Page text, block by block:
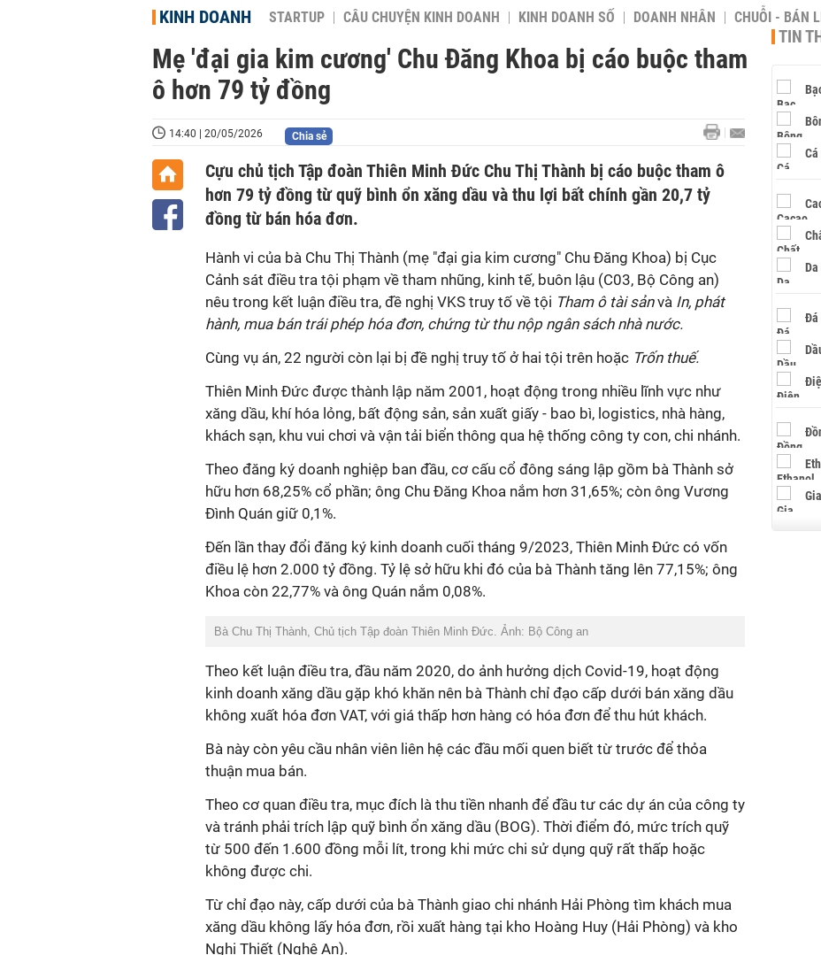
KINH DOANH STARTUP CÂU CHUYỆN KINH DOANH KINH DOANH SỐ DOANH NHÂN CHUỖI - BÁN
Mẹ 'đại gia kim cương' Chu Đăng Khoa bị cáo buộc tham
ô hơn 79 tỷ đồng
14:40 | 20/05/2026 Chia sẻ
Cựu chủ tịch Tập đoàn Thiên Minh Đức Chu Thị Thành bị cáo buộc tham ô
hơn 79 tỷ đồng từ quỹ bình ổn xăng dầu và thu lợi bất chính gần 20,7 tỷ
đồng từ bán hóa đơn.
Hành vi của bà Chu Thị Thành (mẹ "đại gia kim cương" Chu Đăng Khoa) bị Cục
Cảnh sát điều tra tội phạm về tham nhũng, kinh tế, buôn lậu (C03, Bộ Công an)
nêu trong kết luận điều tra, đề nghị VKS truy tố về tội Tham ô tài sảnvà In, phát
hành, mua bán trái phép hóa đơn, chứng từ thu nộp ngân sách nhà nước.
Cùng vụ án, 22 người còn lại bị đề nghị truy tố ở hai tội trên hoặc Trốn thuế.
Thiên Minh Đức được thành lập năm 2001, hoạt động trong nhiều lĩnh vực như
xăng dầu, khí hóa lỏng, bất động sản, sản xuất giấy - bao bì, logistics, nhà hàng,
khách sạn, khu vui chơi và vận tải biển thông qua hệ thống công ty con, chi nhánh.
Theo đăng ký doanh nghiệp ban đầu, cơ cấu cổ đông sáng lập gồm bà Thành sở
hữu hơn 68,25% cổ phần; ông Chu Đăng Khoa nắm hơn 31,65%; còn ông Vương
Đình Quán giữ 0,1%.
Đến lần thay đổi đăng ký kinh doanh cuối tháng 9/2023, Thiên Minh Đức có vốn
điều lệ hơn 2.000 tỷ đồng. Tỷ lệ sở hữu khi đó của bà Thành tăng lên 77,15%; ông
Khoa còn 22,77% và ông Quán nắm 0,08%.
Bà Chu Thị Thành, Chủ tịch Tập đoàn Thiên Minh Đức. Ảnh: Bộ Công an
Theo kết luận điều tra, đầu năm 2020, do ảnh hưởng dịch Covid-19, hoạt động
kinh doanh xăng dầu gặp khó khăn nên bà Thành chỉ đạo cấp dưới bán xăng dầu
không xuất hóa đơn VAT, với giá thấp hơn hàng có hóa đơn để thu hút khách.
Bà này còn yêu cầu nhân viên liên hệ các đầu mối quen biết từ trước để thỏa
thuận mua bán.
Theo cơ quan điều tra, mục đích là thu tiền nhanh để đầu tư các dự án của công ty
và tránh phải trích lập quỹ bình ổn xăng dầu (BOG). Thời điểm đó, mức trích quỹ
từ 500 đến 1.600 đồng mỗi lít, trong khi mức chi sử dụng quỹ rất thấp hoặc
không được chi.
Từ chỉ đạo này, cấp dưới của bà Thành giao chi nhánh Hải Phòng tìm khách mua
xăng dầu không lấy hóa đơn, rồi xuất hàng tại kho Hoàng Huy (Hải Phòng) và kho
Nghi Thiết (Nghệ An).
TIN
Đá